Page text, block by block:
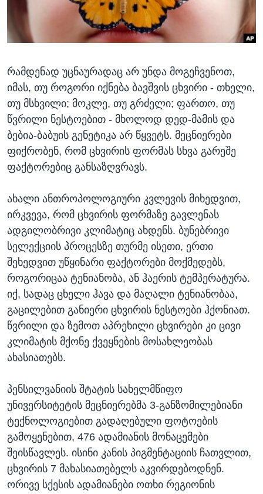
ᲡᲢᲣᲓᲘᲐ ᲕᲐᲨᲘᲜᲒᲢᲝᲜᲘ
ᲔᲙᲝᲜᲝᲛᲘᲙᲐ
ᲯᲐᲜᲛᲠᲗᲔᲚᲝᲑᲐ
ᲘᲜᲢᲔᲠᲕᲘᲣ
ᲙᲣᲚᲢᲣᲠᲐ
ᲒᲐᲚᲘᲚᲔᲝ
ᲓᲔᲖᲘᲜᲤᲝᲠᲛᲐᲪᲘᲐ
Learning English
ენები
რამდენად უცნაურადაც არ უნდა მოგეჩვენოთ,
იმას, თუ როგორი იქნება ბავშვის ცხვირი - თხელი,
თუ მსხვილი; მოკლე, თუ გრძელი; ფართო, თუ
წვრილი ნესტოებით - მხოლოდ დედ-მამის და
ბებია-ბაბუის გენეტიკა არ წყვეტს. მეცნიერები
ფიქრობენ, რომ ცხვირის ფორმას სხვა გარეშე
ფაქტორებიც განსაზღვრავს.
ახალი ანთროპოლოგიური კვლევის მიხედვით,
ირკვევა, რომ ცხვირის ფორმაზე გავლენას
ადგილობრივი კლიმატიც ახდენს. ბუნებრივი
სელექციის პროცესზე თურმე ისეთი, ერთი
შეხედვით უწყინარი ფაქტორები მოქმედებს,
როგორიცაა ტენიანობა, ან ჰაერის ტემპერატურა.
იქ, სადაც ცხელი ჰავა და მაღალი ტენიანობაა,
გაცილებით განიერი ცხვირის ნესტოები ჰქონიათ.
წვრილი და ზემოთ აპრეხილი ცხვირები კი ცივი
კლიმატის მქონე ქვეყნების მოსახლეობას
ახასიათებს.
პენსილვანიის შტატის სახელმწიფო
უნივერსიტეტის მეცნიერებმა 3-განზომილებიანი
ტექნოლოგიებით გადაღებული ფოტოების
გამოყენებით, 476 ადამიანის მონაცემები
შეისწავლეს. ისინი კანის პიგმენტაციის ჩათვლით,
ცხვირის 7 მახასიათებელს აკვირდებოდნენ.
ორივე სქესის ადამიანები ოთხი რეგიონის